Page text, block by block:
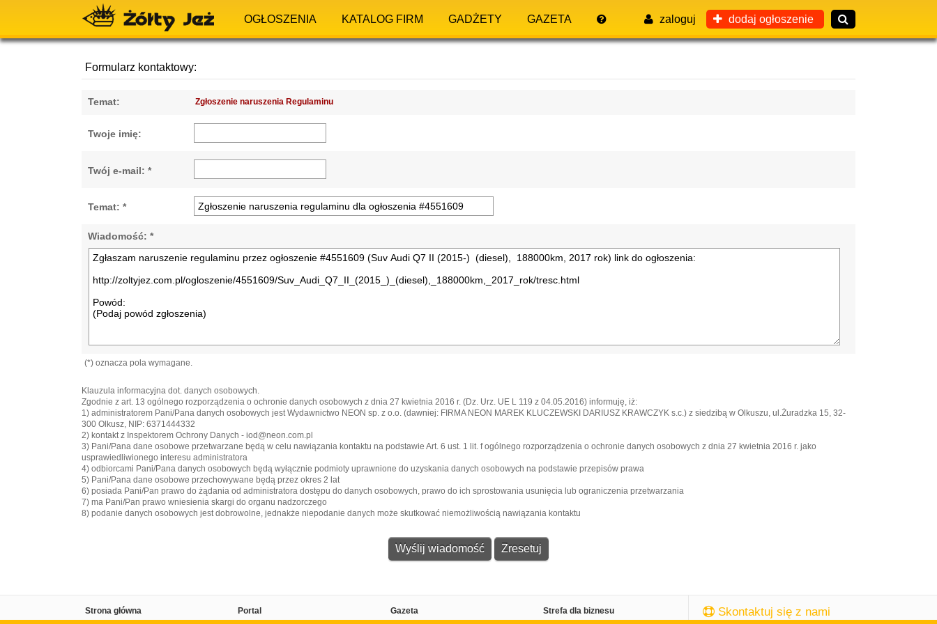
OGŁOSZENIA KATALOG FIRM GADŻETY GAZETA zaloguj dodaj ogłoszenie
Formularz kontaktowy:
Temat: Zgłoszenie naruszenia Regulaminu
Twoje imię:
Twój e-mail: *
Temat: *
Wiadomość: *
(*) oznacza pola wymagane.
Klauzula informacyjna dot. danych osobowych.
Zgodnie z art. 13 ogólnego rozporządzenia o ochronie danych osobowych z dnia 27 kwietnia 2016 r. (Dz. Urz. UE L 119 z 04.05.2016) informuję, iż:
1) administratorem Pani/Pana danych osobowych jest Wydawnictwo NEON sp. z o.o. (dawniej: FIRMA NEON MAREK KLUCZEWSKI DARIUSZ KRAWCZYK s.c.) z siedzibą w Olkuszu, ul.Żuradzka 15, 32-
300 Olkusz, NIP: 6371444332
2) kontakt z Inspektorem Ochrony Danych - iod@neon.com.pl
3) Pani/Pana dane osobowe przetwarzane będą w celu nawiązania kontaktu na podstawie Art. 6 ust. 1 lit. f ogólnego rozporządzenia o ochronie danych osobowych z dnia 27 kwietnia 2016 r. jako
usprawiedliwionego interesu administratora
4) odbiorcami Pani/Pana danych osobowych będą wyłącznie podmioty uprawnione do uzyskania danych osobowych na podstawie przepisów prawa
5) Pani/Pana dane osobowe przechowywane będą przez okres 2 lat
6) posiada Pani/Pan prawo do żądania od administratora dostępu do danych osobowych, prawo do ich sprostowania usunięcia lub ograniczenia przetwarzania
7) ma Pani/Pan prawo wniesienia skargi do organu nadzorczego
8) podanie danych osobowych jest dobrowolne, jednakże niepodanie danych może skutkować niemożliwością nawiązania kontaktu
Strona główna
Portal
Gazeta
Strefa dla biznesu
Skontaktuj się z nami